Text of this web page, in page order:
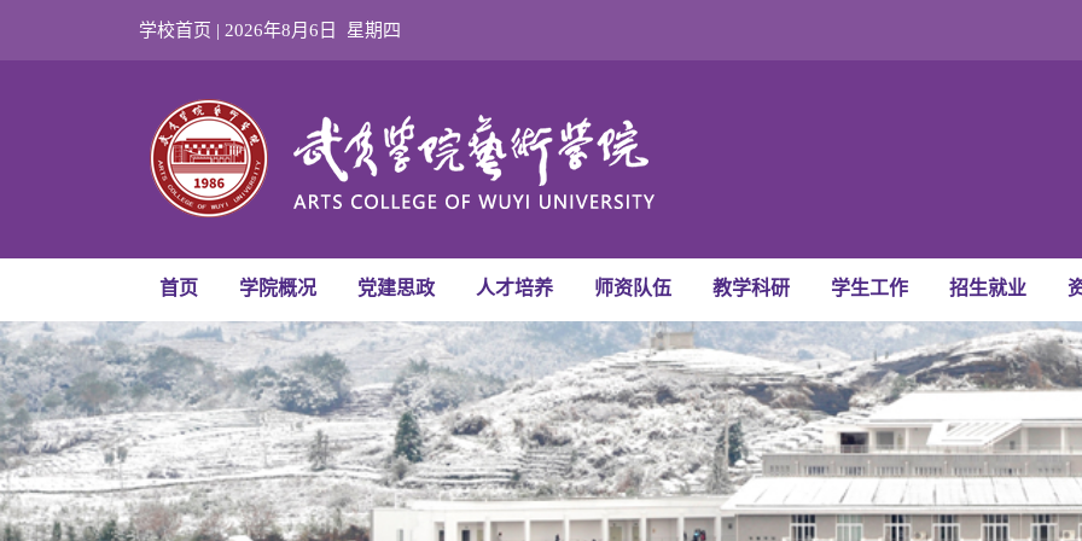
学校首页 | 2026年8月6日 星期四
首页 学院概况 党建思政 人才培养 师资队伍 教学科研 学生工作 招生就业